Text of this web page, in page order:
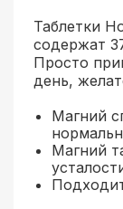
Таблетки
содержат
Просто
день,
Магний
Магний